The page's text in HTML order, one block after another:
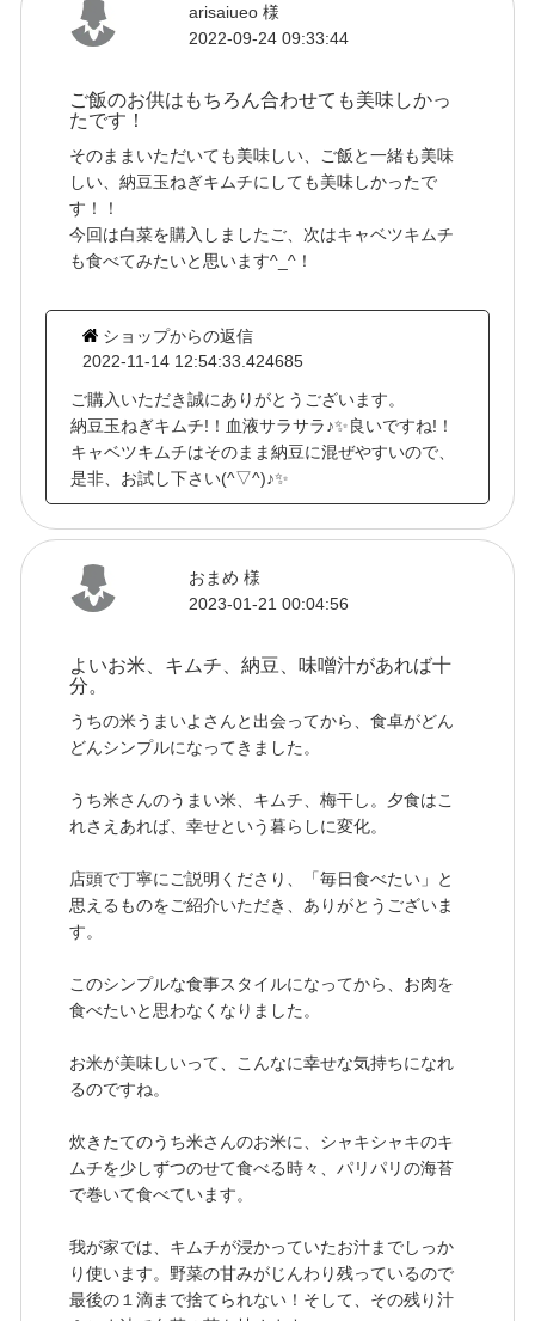
arisaiueo 様
2022-09-24 09:33:44
ご飯のお供はもちろん合わせても美味しかっ
たです！
そのままいただいても美味しい、ご飯と一緒も美味
しい、納豆玉ねぎキムチにしても美味しかったで
す！！
今回は白菜を購入しましたご、次はキャベツキムチ
も食べてみたいと思います^_^！
ショップからの返信
2022-11-14 12:54:33.424685
ご購入いただき誠にありがとうございます。
納豆玉ねぎキムチ!！血液サラサラ♪✨良いですね!！
キャベツキムチはそのまま納豆に混ぜやすいので、
是非、お試し下さい(^▽^)♪✨
おまめ 様
2023-01-21 00:04:56
よいお米、キムチ、納豆、味噌汁があれば十
分。
うちの米うまいよさんと出会ってから、食卓がどん
どんシンプルになってきました。
うち米さんのうまい米、キムチ、梅干し。夕食はこ
れさえあれば、幸せという暮らしに変化。
店頭で丁寧にご説明くださり、「毎日食べたい」と
思えるものをご紹介いただき、ありがとうございま
す。
このシンプルな食事スタイルになってから、お肉を
食べたいと思わなくなりました。
お米が美味しいって、こんなに幸せな気持ちになれ
るのですね。
炊きたてのうち米さんのお米に、シャキシャキのキ
ムチを少しずつのせて食べる時々、パリパリの海苔
で巻いて食べています。
我が家では、キムチが浸かっていたお汁までしっか
り使います。野菜の甘みがじんわり残っているので
最後の１滴まで捨てられない！そして、その残り汁